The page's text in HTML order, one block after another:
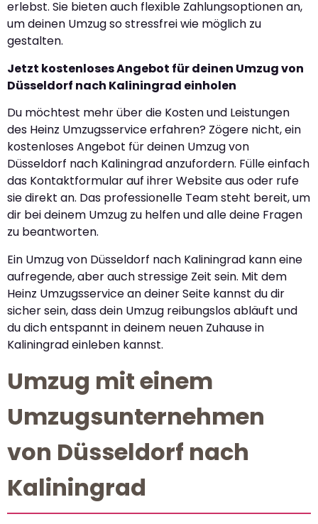
erlebst. Sie bieten auch flexible Zahlungsoptionen an,
um deinen Umzug so stressfrei wie möglich zu
gestalten.
Jetzt kostenloses Angebot für deinen Umzug von
Düsseldorf nach Kaliningrad einholen
Du möchtest mehr über die Kosten und Leistungen
des Heinz Umzugsservice erfahren? Zögere nicht, ein
kostenloses Angebot für deinen Umzug von
Düsseldorf nach Kaliningrad anzufordern. Fülle einfach
das Kontaktformular auf ihrer Website aus oder rufe
sie direkt an. Das professionelle Team steht bereit, um
dir bei deinem Umzug zu helfen und alle deine Fragen
zu beantworten.
Ein Umzug von Düsseldorf nach Kaliningrad kann eine
aufregende, aber auch stressige Zeit sein. Mit dem
Heinz Umzugsservice an deiner Seite kannst du dir
sicher sein, dass dein Umzug reibungslos abläuft und
du dich entspannt in deinem neuen Zuhause in
Kaliningrad einleben kannst.
Umzug mit einem
Umzugsunternehmen
von Düsseldorf nach
Kaliningrad